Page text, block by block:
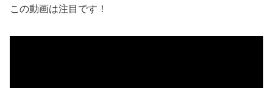
この動画は注目です！